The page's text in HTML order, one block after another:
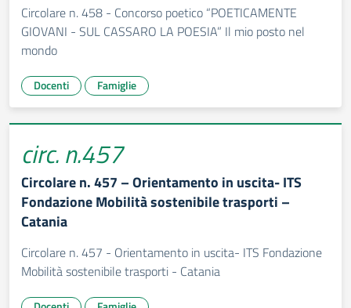
Circolare n. 458 - Concorso poetico “POETICAMENTE
GIOVANI - SUL CASSARO LA POESIA” Il mio posto nel
mondo
Docenti Famiglie
circ. n.457
Circolare n. 457 – Orientamento in uscita- ITS
Fondazione Mobilità sostenibile trasporti –
Catania
Circolare n. 457 - Orientamento in uscita- ITS Fondazione
Mobilità sostenibile trasporti - Catania